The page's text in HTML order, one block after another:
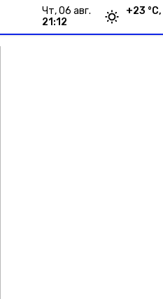
чт, 06 авг.
21:12
+23 °С,